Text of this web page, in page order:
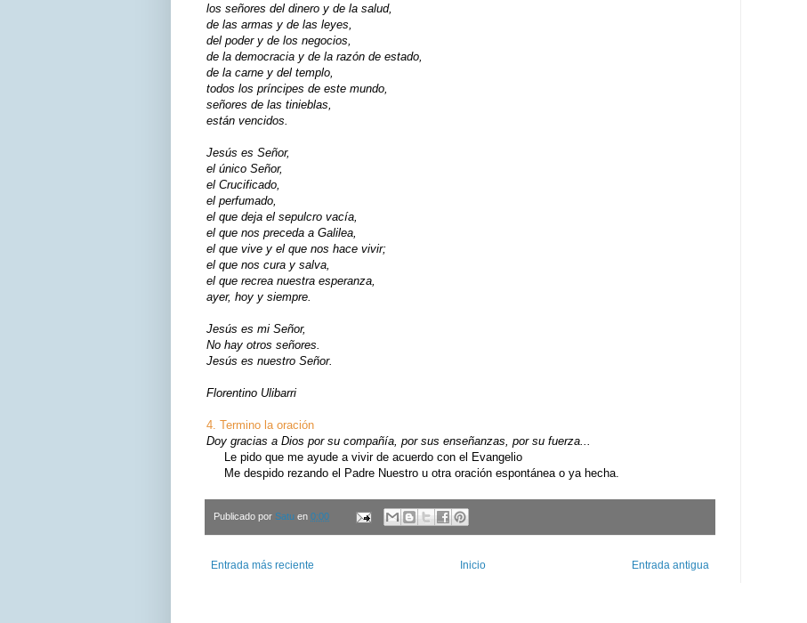
los señores del dinero y de la salud,
de las armas y de las leyes,
del poder y de los negocios,
de la democracia y de la razón de estado,
de la carne y del templo,
todos los príncipes de este mundo,
señores de las tinieblas,
están vencidos.
Jesús es Señor,
el único Señor,
el Crucificado,
el perfumado,
el que deja el sepulcro vacía,
el que nos preceda a Galilea,
el que vive y el que nos hace vivir;
el que nos cura y salva,
el que recrea nuestra esperanza,
ayer, hoy y siempre.
Jesús es mi Señor,
No hay otros señores.
Jesús es nuestro Señor.
Florentino Ulibarri
4. Termino la oración
Doy gracias a Dios por su compañía, por sus enseñanzas, por su fuerza...
Le pido que me ayude a vivir de acuerdo con el Evangelio
Me despido rezando el Padre Nuestro u otra oración espontánea o ya hecha.
Publicado por Satu en 0:00
Entrada más reciente Entrada antigua
Inicio